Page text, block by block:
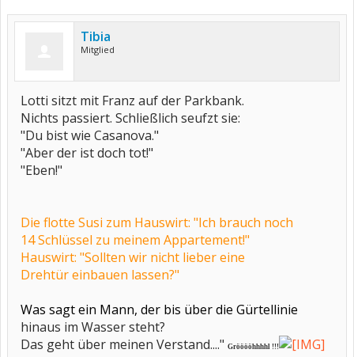
Tibia
Mitglied
Lotti sitzt mit Franz auf der Parkbank.
Nichts passiert. Schließlich seufzt sie:
"Du bist wie Casanova."
"Aber der ist doch tot!"
"Eben!"
Die flotte Susi zum Hauswirt: "Ich brauch noch
14 Schlüssel zu meinem Appartement!"
Hauswirt: "Sollten wir nicht lieber eine
Drehtür einbauen lassen?"
Was sagt ein Mann, der bis über die Gürtellinie
hinaus im Wasser steht?
Das geht über meinen Verstand...." Grööööhhhhl !!!